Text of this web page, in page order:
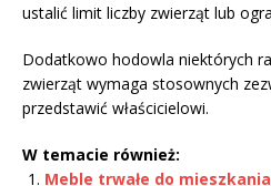
ustalić limit liczby zwierząt lub
Dodatkowo hodowla niektórych
zwierząt wymaga stosownych
przedstawić właścicielowi.
W temacie również:
Meble trwałe do